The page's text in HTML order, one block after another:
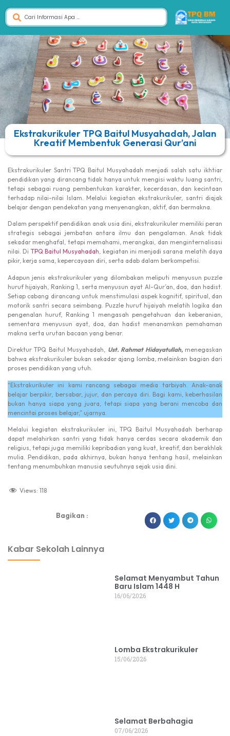
Ekstrakurikuler TPQ Baitul Musyahadah, Jalan
Kreatif Membentuk Generasi Qur’ani
Ekstrakurikuler Santri TPQ Baitul Musyahadah menjadi salah satu ikhtiar
pendidikan yang dirancang tidak hanya untuk mengisi waktu luang santri,
tetapi sebagai ruang pembentukan karakter, kecerdasan, dan kecintaan
terhadap nilai-nilai Islam. Melalui kegiatan ekstrakurikuler, santri diajak
belajar dengan pendekatan yang menyenangkan, aktif, dan bermakna.
Dalam perspektif pendidikan anak usia dini, ekstrakurikuler memiliki peran
strategis sebagai jembatan antara ilmu dan pengalaman. Anak tidak
sekadar menghafal, tetapi memahami, merangkai, dan menginternalisasi
nilai. Di TPQ Baitul Musyahadah, kegiatan ini menjadi sarana melatih daya
pikir, kerja sama, kepercayaan diri, serta adab dalam berkompetisi.
Adapun jenis ekstrakurikuler yang dilombakan meliputi menyusun puzzle
huruf hijaiyah, Ranking 1, serta menyusun ayat Al-Qur’an, doa, dan hadist.
Setiap cabang dirancang untuk menstimulasi aspek kognitif, spiritual, dan
motorik santri secara seimbang. Puzzle huruf hijaiyah melatih logika dan
pengenalan huruf, Ranking 1 mengasah pengetahuan dan keberanian,
sementara menyusun ayat, doa, dan hadist menanamkan pemahaman
makna serta urutan bacaan yang benar.
Direktur TPQ Baitul Musyahadah, Ust. Rahmat Hidayatullah,menegaskan
bahwa ekstrakurikuler bukan sekadar ajang lomba, melainkan bagian dari
proses pendidikan yang utuh.
“Ekstrakurikuler ini kami rancang sebagai media tarbiyah. Anak-anak
belajar berpikir, bersabar, jujur, dan percaya diri. Bagi kami, keberhasilan
bukan hanya siapa yang juara, tetapi siapa yang berani mencoba dan
mencintai proses belajar,” ujarnya.
Melalui kegiatan ekstrakurikuler ini, TPQ Baitul Musyahadah berharap
dapat melahirkan santri yang tidak hanya cerdas secara akademik dan
religius, tetapi juga memiliki kepribadian yang kuat, kreatif, dan berakhlak
mulia. Pendidikan, pada akhirnya, bukan hanya tentang hasil, melainkan
tentang menumbuhkan manusia seutuhnya sejak usia dini.
Views: 118
Bagikan :
Kabar Sekolah Lainnya
Selamat Menyambut Tahun
Baru Islam 1448 H
16/06/2026
Lomba Ekstrakurikuler
15/06/2026
Selamat Berbahagia
07/06/2026